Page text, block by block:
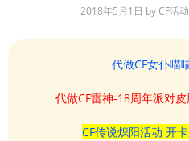
2018年5月1日 byCF活
代做CF女仆喵
代做CF雷神-18周年派对
CF传说炽阳活动 开